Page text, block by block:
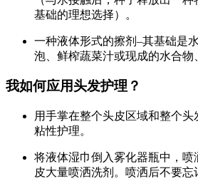
基础的理想选择）。
一种液体形式的擦剂–其基础是
泡、鲜榨蔬菜汁或现成的水合物
我如何应用头发护理？
用手掌在整个头皮区域和整个
粘性护理。
将液体湿巾倒入雾化器瓶中，
皮大量喷洒洗剂。喷洒后不要忘